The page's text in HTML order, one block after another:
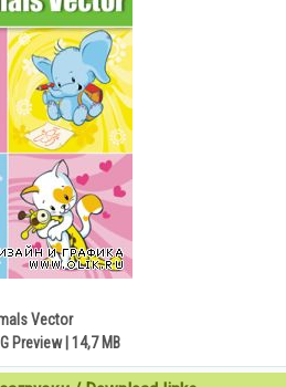
Vector
Preview | 14,7 MB